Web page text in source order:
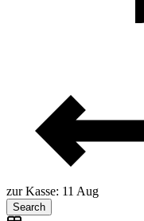
zur Kasse: 11 Aug
Search